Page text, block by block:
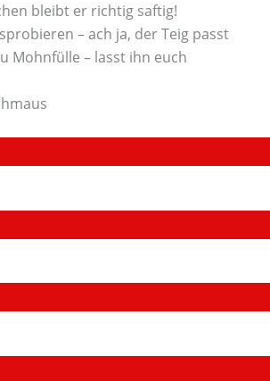
bleibt er richtig saftig!
– ach ja, der Teig passt
Mohnfülle – lasst ihn euch